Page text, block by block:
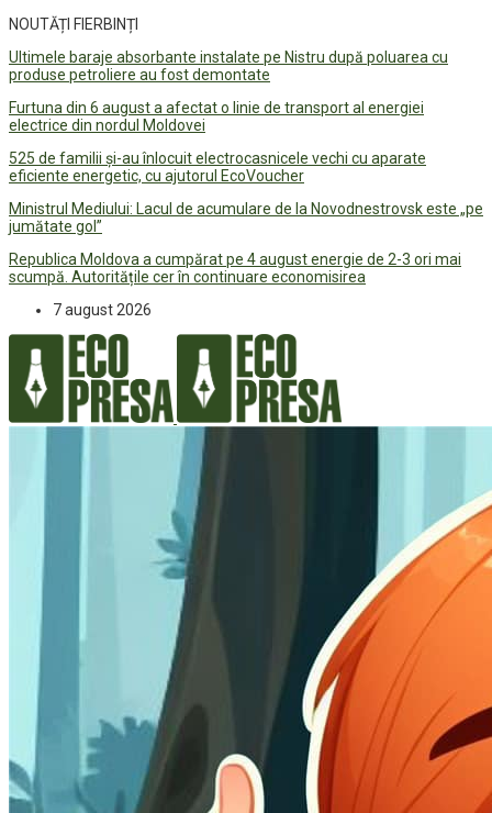
NOUTĂȚI FIERBINȚI
Ultimele baraje absorbante instalate pe Nistru după poluarea cu
produse petroliere au fost demontate
Furtuna din 6 august a afectat o linie de transport al energiei
electrice din nordul Moldovei
525 de familii și-au înlocuit electrocasnicele vechi cu aparate
eficiente energetic, cu ajutorul EcoVoucher
Ministrul Mediului: Lacul de acumulare de la Novodnestrovsk este „pe
jumătate gol”
Republica Moldova a cumpărat pe 4 august energie de 2-3 ori mai
scumpă. Autoritățile cer în continuare economisirea
7 august 2026